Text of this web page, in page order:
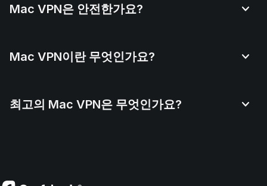
Mac VPN은 안전한가요?
Mac VPN이란 무엇인가요?
최고의 Mac VPN은 무엇인가요?